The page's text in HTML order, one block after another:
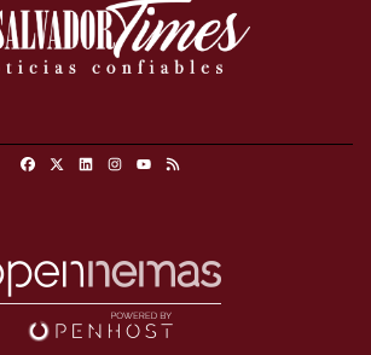
FacebookLinkedinInstagram